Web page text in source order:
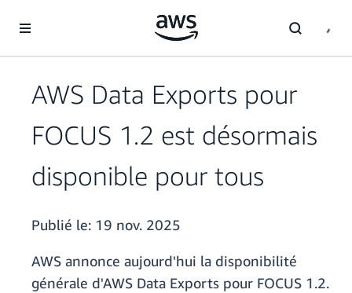
AWS Data Exports pour
FOCUS 1.2 est désormais
disponible pour tous
Publié le: 19 nov. 2025
AWS annonce aujourd'hui la disponibilité
générale d'AWS Data Exports pour FOCUS 1.2.